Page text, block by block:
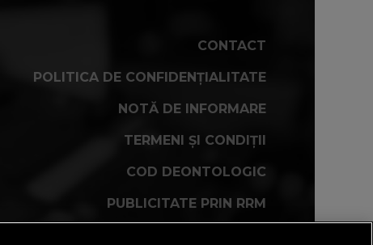
CONTACT
POLITICA DE CONFIDENȚIALITATE
NOTĂ DE INFORMARE
TERMENI ȘI CONDIȚII
COD DEONTOLOGIC
PUBLICITATE PRIN RRM